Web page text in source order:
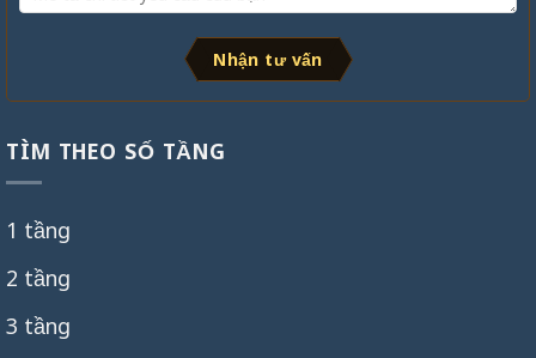
Nhận tư vấn
TÌM THEO SỐ TẦNG
1 tầng
2 tầng
3 tầng